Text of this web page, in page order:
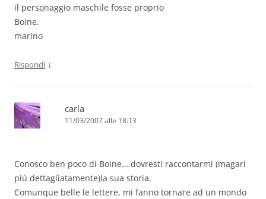
il personaggio maschile fosse proprio
Boine.
marino
Rispondi ↓
carla
11/03/2007 alle 18:13
Conosco ben poco di Boine….dovresti raccontarmi (magari
più dettagliatamente)la sua storia.
Comunque belle le lettere, mi fanno tornare ad un mondo